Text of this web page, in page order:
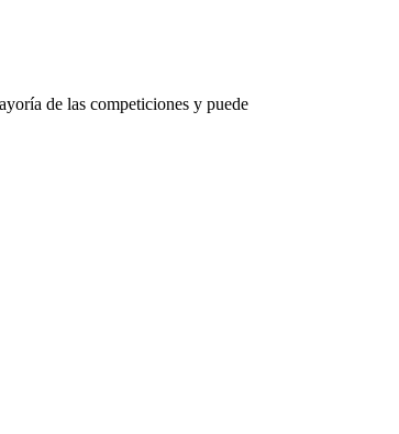
de las competiciones y puede